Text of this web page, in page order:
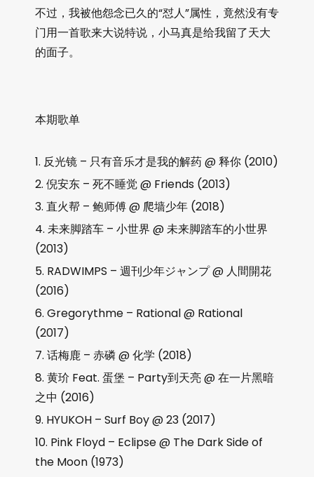
不过，我被他怨念已久的“怼人”属性，竟然没有专
门用一首歌来大说特说，小马真是给我留了天大
的面子。
本期歌单
反光镜 – 只有音乐才是我的解药 @ 释你 (2010)
倪安东 – 死不睡觉 @ Friends (2013)
直火帮 – 鲍师傅 @ 爬墙少年 (2018)
未来脚踏车 – 小世界 @ 未来脚踏车的小世界
(2013)
RADWIMPS – 週刊少年ジャンプ @ 人間開花
(2016)
Gregorythme – Rational @ Rational
(2017)
话梅鹿 – 赤磷 @ 化学 (2018)
黄玠 Feat. 蛋堡 – Party到天亮 @ 在一片黑暗
之中 (2016)
HYUKOH – Surf Boy @ 23 (2017)
Pink Floyd – Eclipse @ The Dark Side of
the Moon (1973)